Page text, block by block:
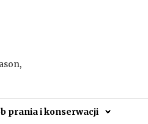
prania i konserwacji